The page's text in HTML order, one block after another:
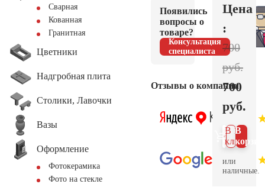
Сварная
Кованная
Гранитная
Цветники
Надгробная плита
Столики, Лавочки
Вазы
Оформление
Фотокерамика
Фото на стекле
Появились
вопросы о
товаре?
Консультация
специалиста
Отзывы о компании
Цена
:
700
руб.
700
руб.
В
В 1
клик
или
наличные.